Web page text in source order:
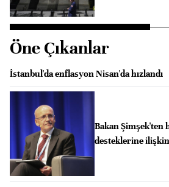
Öne Çıkanlar
İstanbul'da enflasyon Nisan'da hızlandı
Bakan Şimşek'ten
desteklerine ilişkin